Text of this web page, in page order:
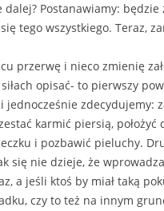
dalej? Postanawiamy: będzie
tego wszystkiego. Teraz,
przerwę i nieco zmienię
opisać- to pierwszy
jednocześnie zdecydujemy:
karmić piersią, położyć
i pozbawić pieluchy.
się nie dzieje, że
a jeśli ktoś by miał taką
czy to też na innym